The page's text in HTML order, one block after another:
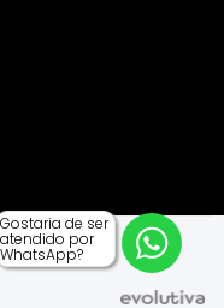
Gostaria de ser
atendido por
WhatsApp?